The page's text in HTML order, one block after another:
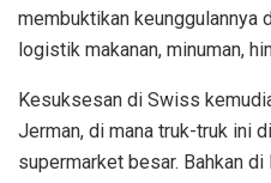
membuktikan keunggulannya
logistik makanan, minuman,
Kesuksesan di Swiss
Jerman, di mana truk-truk ini
supermarket besar. Bahkan